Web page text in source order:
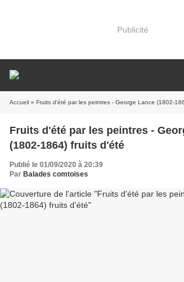
Publicité
Accueil » Fruits d'été par les peintres - George Lance (1802-
Fruits d'été par les peintres - George Lance
(1802-1864) fruits d'été
Publié le 01/09/2020 à 20:39
Par Balades comtoises